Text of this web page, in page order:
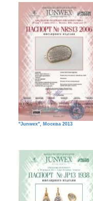
"Junwex", Москва 2013